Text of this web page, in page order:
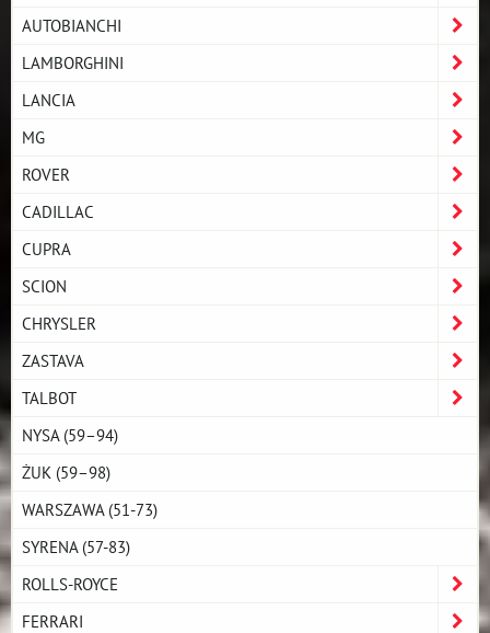
AUTOBIANCHI
LAMBORGHINI
LANCIA
MG
ROVER
CADILLAC
CUPRA
SCION
CHRYSLER
ZASTAVA
TALBOT
NYSA (59–94)
ŻUK (59–98)
WARSZAWA (51-73)
SYRENA (57-83)
ROLLS-ROYCE
FERRARI